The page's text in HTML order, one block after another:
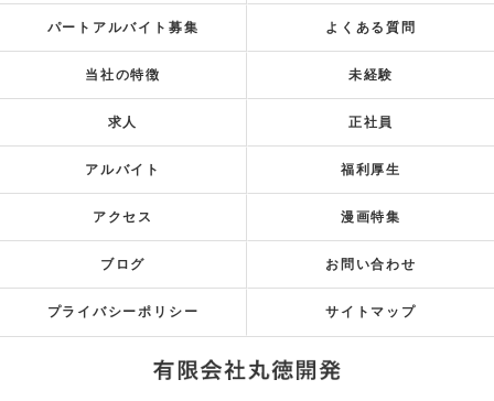
パートアルバイト募集 よくある質問
当社の特徴 未経験
求人 正社員
アルバイト 福利厚生
アクセス 漫画特集
ブログ お問い合わせ
プライバシーポリシー サイトマップ